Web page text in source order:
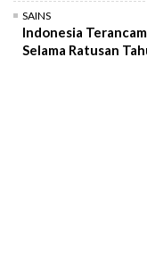
SAINS
Indonesia
Selama Ratusan